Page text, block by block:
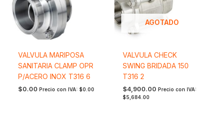
VALVULA MARIPOSA
SANITARIA CLAMP OPR
P/ACERO INOX T316 6
$0.00 Precio con IVA: $0.00
AGOTADO
VALVULA CHECK
SWING BRIDADA 150
T316 2
$4,900.00 Precio con IVA:
$5,684.00